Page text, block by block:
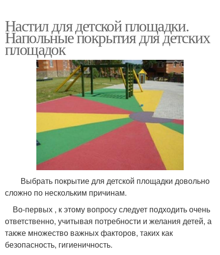
Настил для детской площадки.
Напольные покрытия для детских
площадок
Выбрать покрытие для детской площадки довольно
сложно по нескольким причинам.
Во-первых , к этому вопросу следует подходить очень
ответственно, учитывая потребности и желания детей, а
также множество важных факторов, таких как
безопасность, гигиеничность.